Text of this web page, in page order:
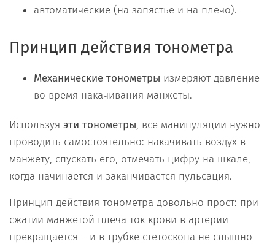
автоматические (на запястье и на плечо).
Принцип действия тонометра
Механические тонометры измеряют давление
во время накачивания манжеты.
Используя эти тонометры, все манипуляции нужно
проводить самостоятельно: накачивать воздух в
манжету, спускать его, отмечать цифру на шкале,
когда начинается и заканчивается пульсация.
Принцип действия тонометра довольно прост: при
сжатии манжетой плеча ток крови в артерии
прекращается – и в трубке стетоскопа не слышно